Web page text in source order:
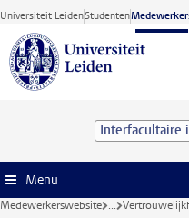
Ga direct naar de inhoud
Universiteit LeidenStudenten
Interfacultaire
Menu
Medewerkerswebsite ...